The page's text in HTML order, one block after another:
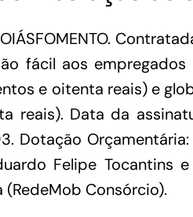
fácil aos
e oitenta reais) e
Data da
Dotação
Felipe Tocantins
(RedeMob Consórcio).